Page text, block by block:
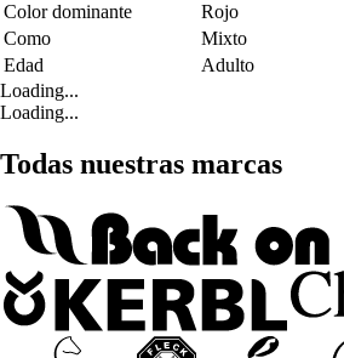
Color dominante
Rojo
Como
Mixto
Edad
Adulto
Loading...
Loading...
Todas nuestras marcas